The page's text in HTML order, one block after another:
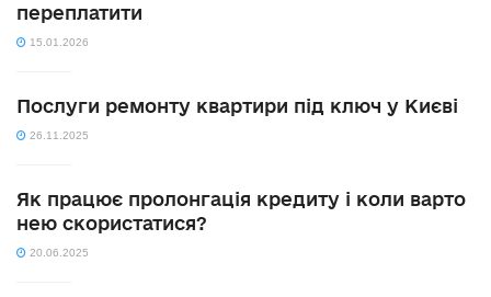
переплатити
15.01.2026
Послуги ремонту квартири під ключ у Києві
26.11.2025
Як працює пролонгація кредиту і коли варто
нею скористатися?
20.06.2025